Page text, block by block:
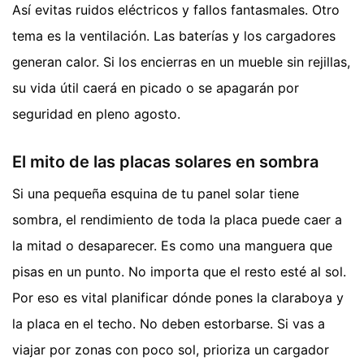
Así evitas ruidos eléctricos y fallos fantasmales. Otro
tema es la ventilación. Las baterías y los cargadores
generan calor. Si los encierras en un mueble sin rejillas,
su vida útil caerá en picado o se apagarán por
seguridad en pleno agosto.
El mito de las placas solares en sombra
Si una pequeña esquina de tu panel solar tiene
sombra, el rendimiento de toda la placa puede caer a
la mitad o desaparecer. Es como una manguera que
pisas en un punto. No importa que el resto esté al sol.
Por eso es vital planificar dónde pones la claraboya y
la placa en el techo. No deben estorbarse. Si vas a
viajar por zonas con poco sol, prioriza un cargador